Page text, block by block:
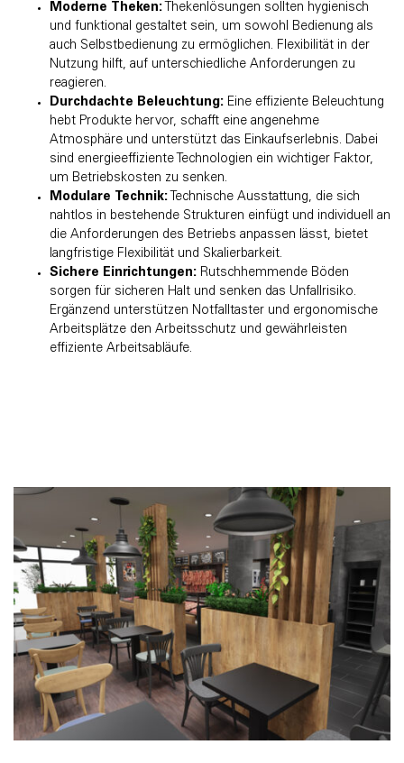
Moderne Theken: Thekenlösungen sollten hygienisch
und funktional gestaltet sein, um sowohl Bedienung als
auch Selbstbedienung zu ermöglichen. Flexibilität in der
Nutzung hilft, auf unterschiedliche Anforderungen zu
reagieren.
Durchdachte Beleuchtung: Eine effiziente Beleuchtung
hebt Produkte hervor, schafft eine angenehme
Atmosphäre und unterstützt das Einkaufserlebnis. Dabei
sind energieeffiziente Technologien ein wichtiger Faktor,
um Betriebskosten zu senken.
Modulare Technik: Technische Ausstattung, die sich
nahtlos in bestehende Strukturen einfügt und individuell an
die Anforderungen des Betriebs anpassen lässt, bietet
langfristige Flexibilität und Skalierbarkeit.
Sichere Einrichtungen: Rutschhemmende Böden
sorgen für sicheren Halt und senken das Unfallrisiko.
Ergänzend unterstützen Notfalltaster und ergonomische
Arbeitsplätze den Arbeitsschutz und gewährleisten
effiziente Arbeitsabläufe.